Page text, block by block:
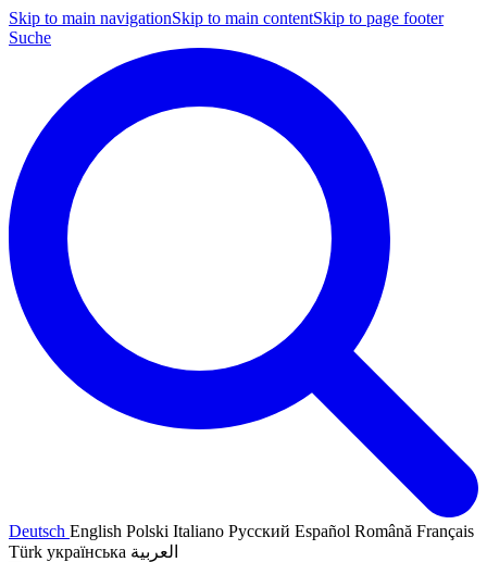
Skip to main navigationSkip to main contentSkip to page footer
Suche
Deutsch English Polski Italiano Русский Español Română Français
Türk українська العربية